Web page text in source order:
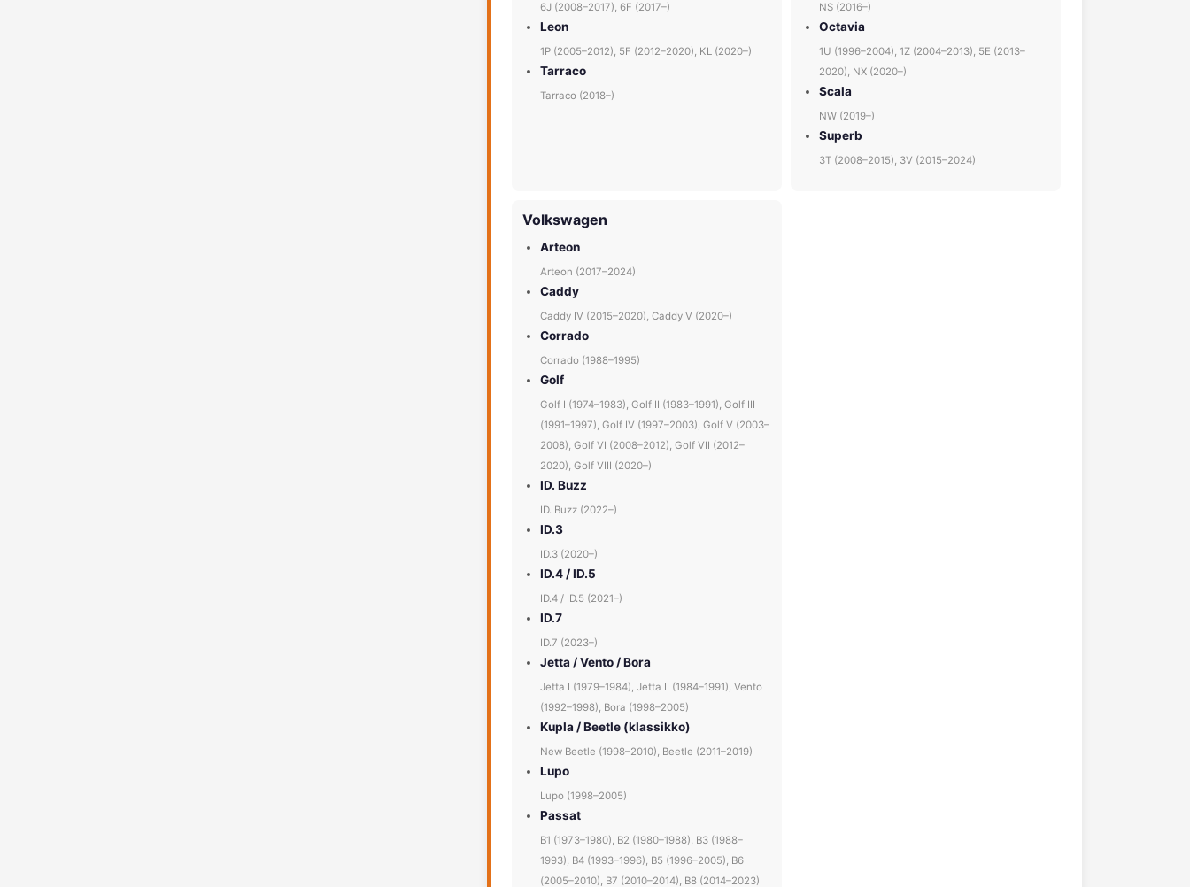
6J (2008–2017), 6F (2017–)
Leon
1P (2005–2012), 5F (2012–2020), KL (2020–)
Tarraco
Tarraco (2018–)
NS (2016–)
Octavia
1U (1996–2004), 1Z (2004–2013), 5E (2013–
2020), NX (2020–)
Scala
NW (2019–)
Superb
3T (2008–2015), 3V (2015–2024)
Volkswagen
Arteon
Arteon (2017–2024)
Caddy
Caddy IV (2015–2020), Caddy V (2020–)
Corrado
Corrado (1988–1995)
Golf
Golf I (1974–1983), Golf II (1983–1991), Golf III
(1991–1997), Golf IV (1997–2003), Golf V (2003–
2008), Golf VI (2008–2012), Golf VII (2012–
2020), Golf VIII (2020–)
ID. Buzz
ID. Buzz (2022–)
ID.3
ID.3 (2020–)
ID.4 / ID.5
ID.4 / ID.5 (2021–)
ID.7
ID.7 (2023–)
Jetta / Vento / Bora
Jetta I (1979–1984), Jetta II (1984–1991), Vento
(1992–1998), Bora (1998–2005)
Kupla / Beetle (klassikko)
New Beetle (1998–2010), Beetle (2011–2019)
Lupo
Lupo (1998–2005)
Passat
B1 (1973–1980), B2 (1980–1988), B3 (1988–
1993), B4 (1993–1996), B5 (1996–2005), B6
(2005–2010), B7 (2010–2014), B8 (2014–2023)